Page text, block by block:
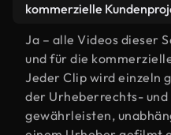
kommerzielle
Ja – alle Videos dieser
und für die
Jeder Clip wird einzeln
der Urheberrechts- und
gewährleisten,